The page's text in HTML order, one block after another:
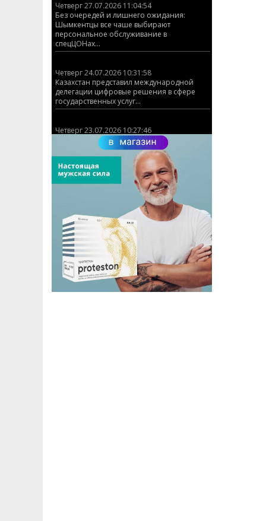
Четверг 27.07.2026 11:04:54
Без очередей и лишнего ожидания:
Шымкентцы все чаше выбирают
персональное обслуживание в
спецЦОНах...
Четверг 24.07.2026 10:31:58
Казахстан представил международной
делегации цифровые решения в сфере
государственных услуг...
Четверг 23.07.2026 10:27:46
КАЗАХСТАНСКИЙ СТРЕЛОК ЗАВОЕВАЛ
ЗОЛОТУЮ МЕДАЛЬ НА ЧЕМПИОНАТЕ МИРА
ISSF ПО ПУЛЕВОЙ СТРЕЛЬБЕ (ДВИЖУЩАЯСЯ
МИШЕНЬ)!...
Четверг 03.07.2026 12:17:23
График работы ЦОНов и спецЦОНов
Шымкента на 6 июля...
Четверг 01.07.2026 10:16:33
ЦОНы Абайского и Аль-Фарабийского
районов Шымкента изменят режим
работы с 1 июля...